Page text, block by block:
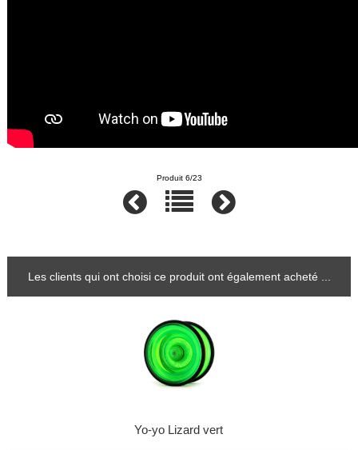
Produit 6/23
Les clients qui ont choisi ce produit ont également acheté ...
Yo-yo Lizard vert